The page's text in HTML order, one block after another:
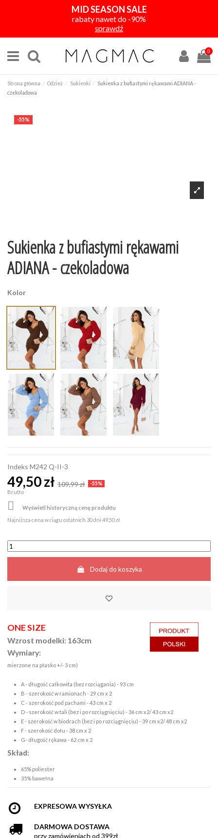
MID SEASON SALE
rabaty nawet do -90%
sprawdź
0
Strona główna Odzież Sukienki
Sukienka z bufiastymi rękawami ADIANA -
czekoladowa
-55%
Sukienka z bufiastymi rękawami
ADIANA - czekoladowa
Kolor
Indeks M242 Q-II-3
49,50 zł 109,99 zł -55%
Brutto

Wyświetl historyczną cenę produktu
Najniższa cena w ciągu ostatnich 30 dni 49,50 zł
Dodaj do koszyka
ONE SIZE
Wzrost modelki: 163cm
Wymiary:
mierzone na płasko +/- 3 cm)
A - długość całkowita (bez rozciągania) - 93 cm
B - szerokość w ramionach - 29 cm x 2
C - szerokość pod pachami - 43 cm x 2
D - szerokość w tali (bez i po rozciągnięciu) - 36 cm x2/ 43 cm x2
E - szerokość w biodrach (bez i po rozciągnięciu) - 39 cm x2/ 48 cm x2
F - szerokość dołu - 38 cm x 2
G- długość rękawa - 62 cm x 2
Skład:
65% poliester
35% bawełna
EXPRESOWA WYSYŁKA
DARMOWA DOSTAWA
przy zamówieniach od 399zł